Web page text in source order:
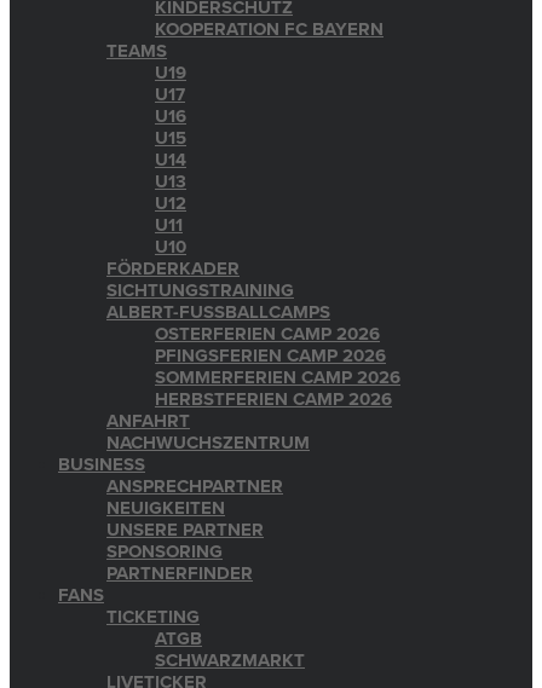
KINDERSCHUTZ
KOOPERATION FC BAYERN
TEAMS
U19
U17
U16
U15
U14
U13
U12
U11
U10
FÖRDERKADER
SICHTUNGSTRAINING
ALBERT-FUSSBALLCAMPS
OSTERFERIEN CAMP 2026
PFINGSFERIEN CAMP 2026
SOMMERFERIEN CAMP 2026
HERBSTFERIEN CAMP 2026
ANFAHRT
NACHWUCHSZENTRUM
BUSINESS
ANSPRECHPARTNER
NEUIGKEITEN
UNSERE PARTNER
SPONSORING
PARTNERFINDER
FANS
TICKETING
ATGB
SCHWARZMARKT
LIVETICKER